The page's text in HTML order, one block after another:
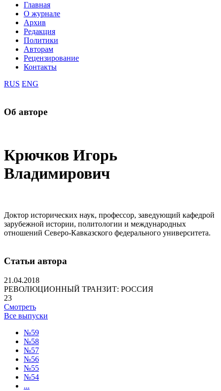
Главная
О журнале
Архив
Редакция
Политики
Авторам
Рецензирование
Контакты
RUS ENG
Об авторе
Крючков Игорь
Владимирович
Доктор исторических наук, профессор, заведующий кафедрой
зарубежной истории, политологии и международных
отношений Северо-Кавказского федерального университета.
Статьи автора
21.04.2018
РЕВОЛЮЦИОННЫЙ ТРАНЗИТ: РОССИЯ
23
Смотреть
Все выпуски
№59
№58
№57
№56
№55
№54
...